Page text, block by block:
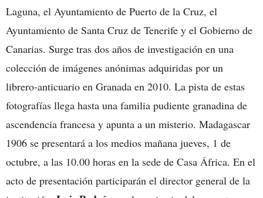
Laguna, el Ayuntamiento de Puerto de la Cruz, el
Ayuntamiento de Santa Cruz de Tenerife y el Gobierno de
Canarias. Surge tras dos años de investigación en una
colección de imágenes anónimas adquiridas por un
librero-anticuario en Granada en 2010. La pista de estas
fotografías llega hasta una familia pudiente granadina de
ascendencia francesa y apunta a un misterio. Madagascar
1906 se presentará a los medios mañana jueves, 1 de
octubre, a las 10.00 horas en la sede de Casa África. En el
acto de presentación participarán el director general de la